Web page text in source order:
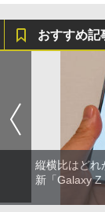
おすすめ記
縦横比はどれ
新「Galaxy Z